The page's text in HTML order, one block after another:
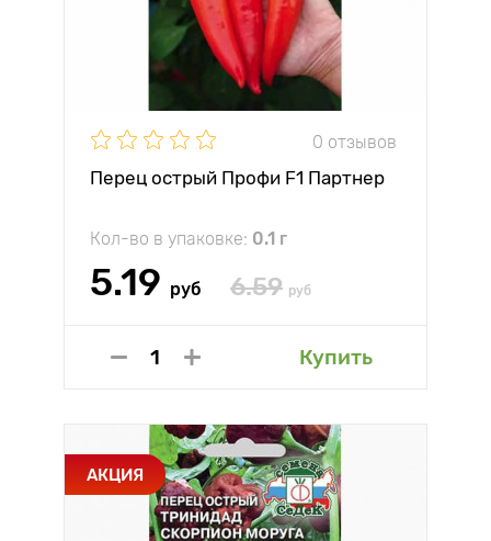
0 отзывов
Перец острый Профи F1 Партнер
Кол-во в упаковке: 0.1 г
5.19 руб 6.59 руб
Купить
АКЦИЯ